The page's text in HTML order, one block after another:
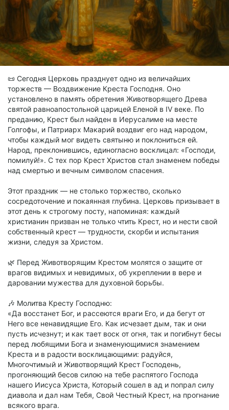
📜 Сегодня Церковь празднует одно из величайших
торжеств — Воздвижение Креста Господня. Оно
установлено в память обретения Животворящего Древа
святой равноапостольной царицей Еленой в IV веке. По
преданию, Крест был найден в Иерусалиме на месте
Голгофы, и Патриарх Макарий воздвиг его над народом,
чтобы каждый мог видеть святыню и поклониться ей.
Народ, преклонившись, единогласно восклицал: «Господи,
помилуй!». С тех пор Крест Христов стал знаменем победы
над смертью и вечным символом спасения.
Этот праздник — не столько торжество, сколько
сосредоточение и покаянная глубина. Церковь призывает в
этот день к строгому посту, напоминая: каждый
христианин призван не только чтить Крест, но и нести свой
собственный крест — трудности, скорби и испытания
жизни, следуя за Христом.
🌿 Перед Животворящим Крестом молятся о защите от
врагов видимых и невидимых, об укреплении в вере и
даровании мужества для духовной борьбы.
🎶 Молитва Кресту Господню:
«Да восстанет Бог, и рассеются враги Его, и да бегут от
Него все ненавидящие Его. Как исчезает дым, так и они
пусть исчезнут; и как тает воск от огня, так и погибнут бесы
перед любящими Бога и знаменующимися знамением
Креста и в радости восклицающими: радуйся,
Многочтимый и Животворящий Крест Господень,
прогоняющий бесов силою на тебе распятого Господа
нашего Иисуса Христа, Который сошел в ад и попрал силу
диавола и дал нам Тебя, Свой Честный Крест, на прогнание
всякого врага.